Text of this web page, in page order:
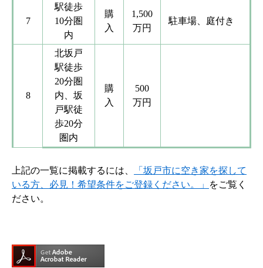
7
駅徒歩
10分圏
内
購
入
1,500
万円
駐車場、庭付き
8
北坂戸
駅徒歩
20分圏
内、坂
戸駅徒
歩20分
圏内
購
入
500
万円
上記の一覧に掲載するには、
「坂戸市に空き家を探して
いる方、必見！希望条件をご登録ください。」
をご覧く
ださい。